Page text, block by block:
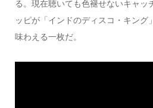
る。現在聴いても色褪せないキャッ
ッピが「インドのディスコ・キング
味わえる一枚だ。